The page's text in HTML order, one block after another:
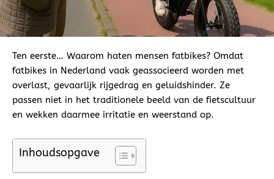
Ten eerste… Waarom haten mensen fatbikes? Omdat
fatbikes in Nederland vaak geassocieerd worden met
overlast, gevaarlijk rijgedrag en geluidshinder. Ze
passen niet in het traditionele beeld van de fietscultuur
en wekken daarmee irritatie en weerstand op.
Inhoudsopgave